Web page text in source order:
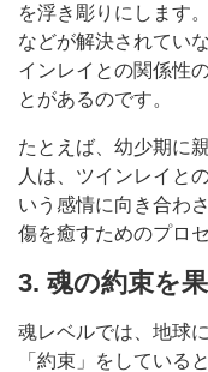
を浮き彫りにします
などが解決されてい
インレイとの関係性
とがあるのです。
たとえば、幼少期に
人は、ツインレイと
いう感情に向き合わ
傷を癒すためのプロ
3. 魂の約束を
魂レベルでは、地球
「約束」をしている